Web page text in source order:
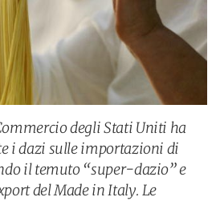
degli Stati Uniti ha
i dazi sulle importazioni di
il temuto “super-dazio” e
del Made in Italy. Le